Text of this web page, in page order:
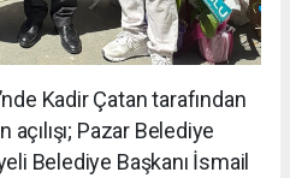
Kadir Çatan tarafından
Pazar Belediye
Belediye Başkanı İsmail